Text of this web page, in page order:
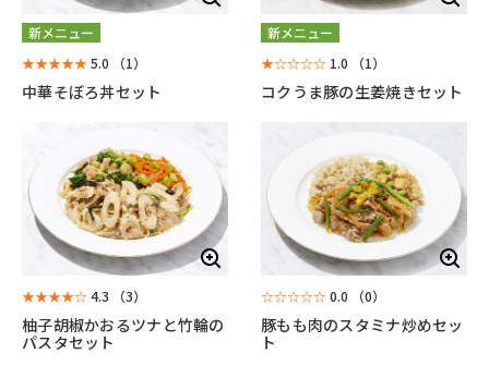
新メニュー
★★★★★5.0 （1）
中華そぼろ丼セット
新メニュー
★☆☆☆☆ 1.0 （1）
コクうま豚の生姜焼きセット
★★★★☆4.3 （3）
柚子胡椒かおるツナと竹輪の
パスタセット
☆☆☆☆☆0.0 （0）
豚もも肉のスタミナ炒めセッ
ト